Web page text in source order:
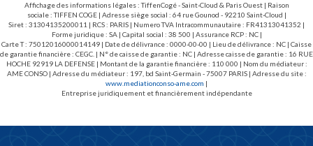
Affichage des informations légales : TiffenCogé - Saint-Cloud & Paris Ouest | Raison
sociale : TIFFEN COGE | Adresse siège social : 64 rue Gounod - 92210 Saint-Cloud |
Siret : 31304135200011 | RCS : PARIS | Numero TVA Intracommunautaire : FR41313041352 |
Forme juridique : SA | Capital social : 38 500 | Assurance RCP : NC |
Carte T : 75012016000014149 | Date de délivrance : 0000-00-00 | Lieu de délivrance : NC | Caisse
de garantie financière : CEGC. | N° de caisse de garantie : NC | Adresse caisse de garantie : 16 RUE
HOCHE 92919 LA DEFENSE | Montant de la garantie financière : 110 000 | Nom du médiateur :
AME CONSO | Adresse du médiateur : 197, bd Saint-Germain - 75007 PARIS | Adresse du site :
www.mediationconso-ame.com |
Entreprise juridiquement et financièrement indépendante